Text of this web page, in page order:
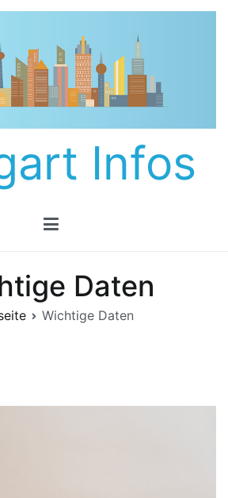
Infos
Daten
Wichtige Daten